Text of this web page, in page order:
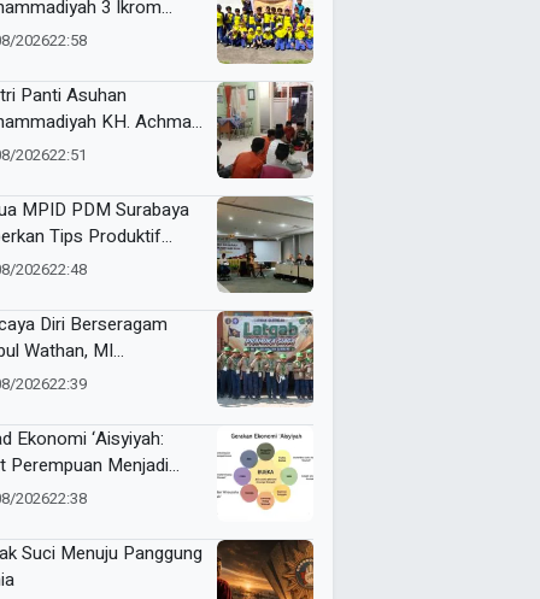
3 Ikrom
Membatik dengan
202622:58
Panti Asuhan
KH. Achmad
Latih Kepemimpinan
202622:51
MPID PDM Surabaya
Tips Produktif
Sejarah
202622:48
Diri Berseragam
Wathan, MI
Resik Ikuti
202622:39
Ekonomi ‘Aisyiyah:
Perempuan Menjadi
Kemandirian
202622:38
Suci Menuju Panggung